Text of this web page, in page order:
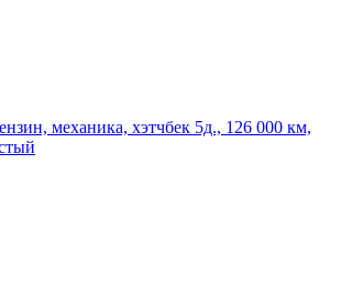
механика, хэтчбек 5д., 126 000 км,